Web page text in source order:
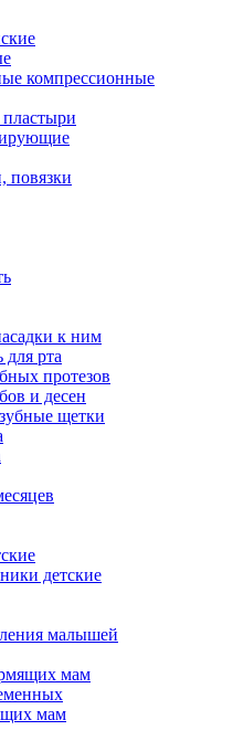
компрессионные
повязки
к ним
для рта
протезов
и десен
щетки
детские
малышей
мам
мам